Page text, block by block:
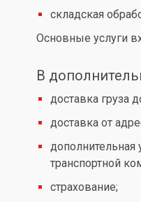
складская
Основные услуги
В
доставка груза
доставка от
дополнительная
транспортной
страхование;